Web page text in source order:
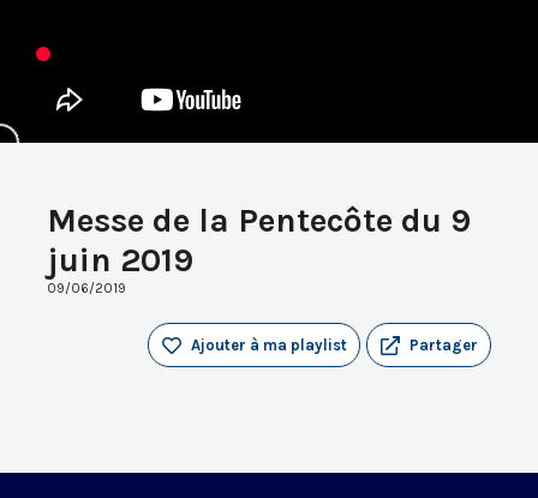
Messe de la Pentecôte du 9
juin 2019
09/06/2019
Partager
Ajouter à ma playlist